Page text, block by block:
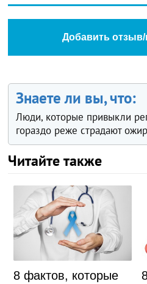
Добавить
Знаете ли вы, что:
Люди, которые привыкли
гораздо реже страдают
Читайте также
8 фактов, которые